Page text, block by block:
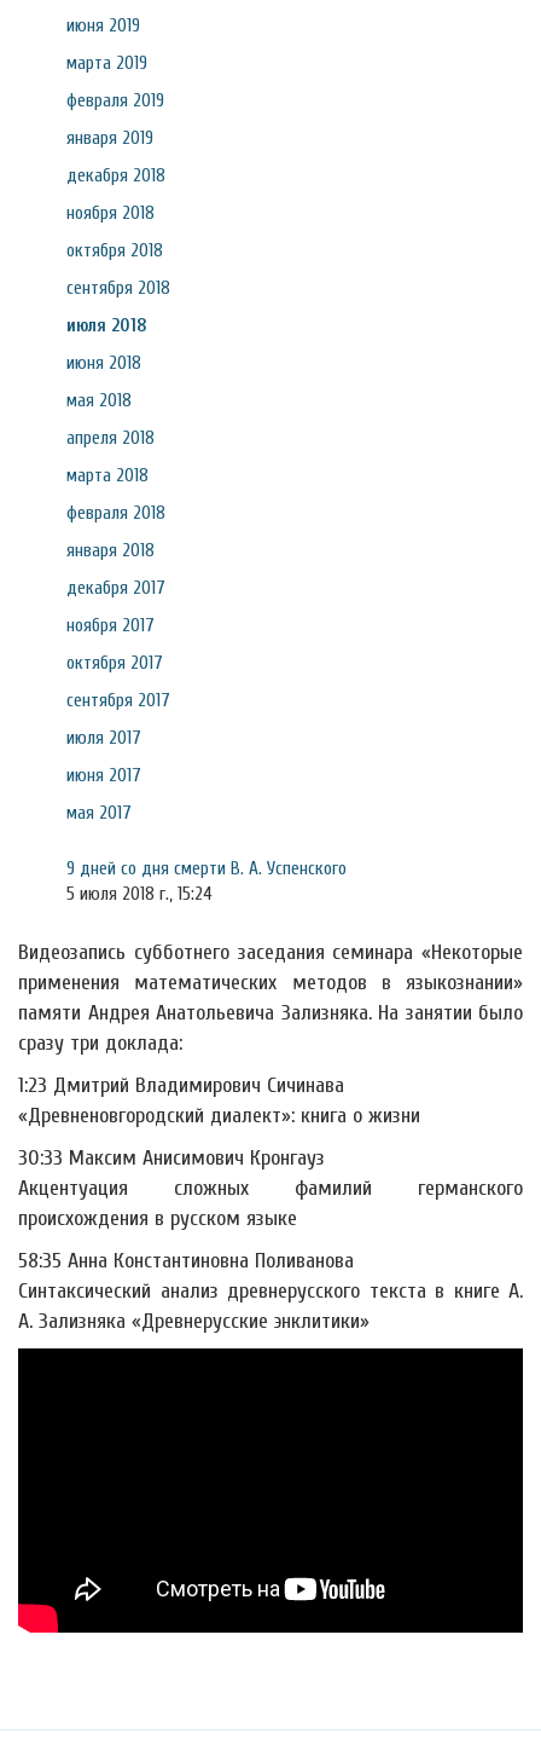
июня 2019
марта 2019
февраля 2019
января 2019
декабря 2018
ноября 2018
октября 2018
сентября 2018
июля 2018
июня 2018
мая 2018
апреля 2018
марта 2018
февраля 2018
января 2018
декабря 2017
ноября 2017
октября 2017
сентября 2017
июля 2017
июня 2017
мая 2017
9 дней со дня смерти В. А. Успенского
5 июля 2018 г., 15:24
Видеозапись субботнего заседания семинара «Некоторые
применения математических методов в языкознании»
памяти Андрея Анатольевича Зализняка. На занятии было
сразу три доклада:
1:23 Дмитрий Владимирович Сичинава
«Древненовгородский диалект»: книга о жизни
30:33 Максим Анисимович Кронгауз
Акцентуация сложных фамилий германского
происхождения в русском языке
58:35 Анна Константиновна Поливанова
Синтаксический анализ древнерусского текста в книге А.
А. Зализняка «Древнерусские энклитики»